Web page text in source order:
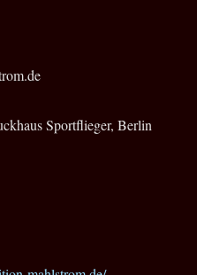
Sportflieger, Berlin